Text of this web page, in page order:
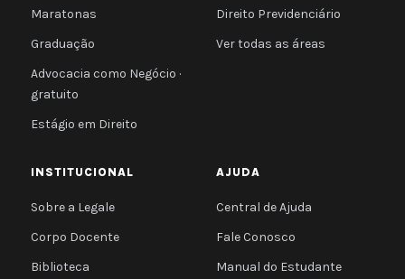
Maratonas
Graduação
Advocacia como Negócio ·
gratuito
Estágio em Direito
Direito Previdenciário
Ver todas as áreas
INSTITUCIONAL
Sobre a Legale
Corpo Docente
Biblioteca
AJUDA
Central de Ajuda
Fale Conosco
Manual do Estudante